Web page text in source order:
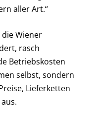
aller Art.“
Wiener
rasch
Betriebskosten
selbst, sondern
Lieferketten